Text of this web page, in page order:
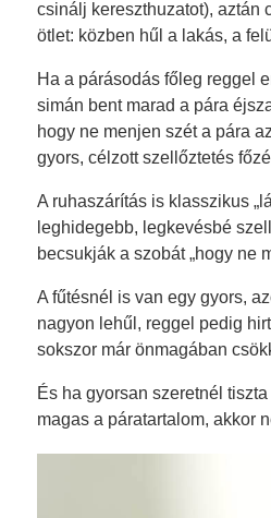
csinálj kereszthuzatot), aztán
ötlet: közben hűl a lakás, a
Ha a párásodás főleg reggel
simán bent marad a pára
hogy ne menjen szét a pára
gyors, célzott szellőztetés
A ruhaszárítás is klasszikus
leghidegebb, legkevésbé
becsukják a szobát „hogy ne
A fűtésnél is van egy gyors,
nagyon lehűl, reggel pedig
sokszor már önmagában
És ha gyorsan szeretnél
magas a páratartalom, akkor